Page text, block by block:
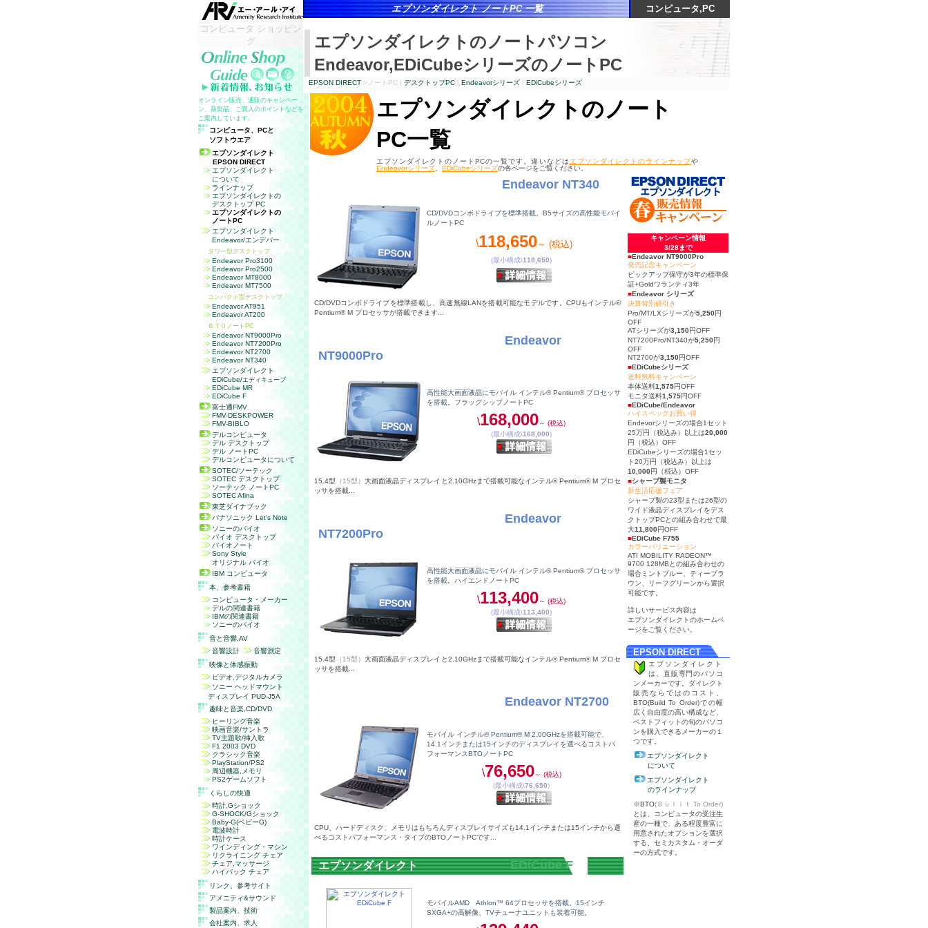
コンピュータ ショッピン
グ
エプソンダイレクト ノートPC一覧 コンピュータ,PC
エプソンダイレクトのノートパソコン
Endeavor,EDiCubeシリーズのノート PC
EPSON DIRECT >ノート PC | デスクトップPC | Endeavorシリーズ | EDiCubeシリーズ
オンライン販売、通販のキャンペー
ン、新製品、ご購入のポイントなどを
ご案内しています。
コンピュータ、 PCと
ソフトウエア
エプソンダイレクト
EPSON DIRECT
エプソンダイレクト
について
ラインナップ
エプソンダイレクトの
デスクトップ PC
エプソンダイレクトの
ノートPC
エプソンダイレクト
Endeavor/エンデバー
タワー型デスクトップ
Endeavor Pro3100
Endeavor Pro2500
Endeavor MT8000
Endeavor MT7500
コンパクト型デスクトップ
Endeavor AT951
Endeavor AT200
ＢＴＯノートPC
Endeavor NT9000Pro
Endeavor NT7200Pro
Endeavor NT2700
Endeavor NT340
エプソンダイレクト
EDiCube/エディキューブ
EDiCube MR
EDiCube F
富士通FMV
FMV-DESKPOWER
FMV-BIBLO
デルコンピュータ
デル デスクトップ
デル ノートPC
デルコンピュータについて
SOTEC/ソーテック
SOTEC デスクトップ
ソーテック ノートPC
SOTEC Afina
東芝ダイナブック
パナソニック Let's Note
ソニーのバイオ
バイオ デスクトップ
バイオノート
Sony Style
オリジナル バイオ
IBM コンピュータ
本、参考書籍
コンピュータ・メーカー
デルの関連書籍
IBMの関連書籍
ソニーのバイオ
音と音響, AV
音響設計
音響測定
映像と体感振動
ビデオ,デジタルカメラ
ソニー ヘッドマウント
ディスプレイ PUD-J5A
趣味と音楽, CD/DVD
ヒーリング音楽
映画音楽/サントラ
TV主題歌/挿入歌
F1 2003 DVD
クラシック音楽
PlayStation/PS2
周辺機器,メモリ
PS2ゲームソフト
くらしの快適
時計,Gショック
G-SHOCK/Gショック
Baby-G(ベビーG)
電波時計
時計ケース
ワインディング・マシン
リクライニング チェア
チェア,マッサージ
ハイバック チェア
リンク、参考サイト
アメニティ&サウンド
製品案内、技術
会社案内、求人
エプソンダイレクトのノート
PC一覧
エプソンダイレクトのノートPCの一覧です。違いなどは エプソンダイレクトのラインナップや
Endeavorシリーズ
EDiCubeシリーズの各ページをご覧ください。
Endeavor NT340
CD/DVDコンボドライブを標準搭載。B5サイズの高性能モバイ
ルノートPC
\118,650～ (税込)
(最小構成\118,650)
CD/DVDコンボドライブを標準搭載し、高速無線LANを搭載可能なモデルです。CPUもインテル®
Pentium® M プロセッサが搭載できます...
Endeavor
NT9000Pro
高性能大画面液晶にモバイル インテル® Pentium® プロセッサ
を搭載。フラッグシップノートPC
\168,000～ (税込)
(最小構成\168,000)
15.4型 （15型）大画面液晶ディスプレイと2.10GHzまで搭載可能なインテル® Pentium® M プロセ
ッサを搭載...
Endeavor
NT7200Pro
高性能大画面液晶にモバイル インテル® Pentium® プロセッサ
を搭載。ハイエンドノートPC
\113,400～ (税込)
(最小構成\113,400)
15.4型 （15型）大画面液晶ディスプレイと2.10GHzまで搭載可能なインテル® Pentium® M プロセ
ッサを搭載...
Endeavor NT2700
モバイル インテル® Pentium® M 2.00GHzを搭載可能で、
14.1インチまたは15インチのディスプレイを選べるコストパ
フォーマンスBTOノートPC
\76,650～ (税込)
(最小構成\76,650)
CPU、ハードディスク、メモリはもちろんディスプレイサイズも14.1インチまたは15インチから選
べるコストパフォーマンス・タイプのBTOノートPCです...
エプソンダイレクト EDiCube F
モバイルAMD Athlon™ 64プロセッサを搭載。15インチ
SXGA+の高解像、TVチューナユニットも装着可能。
キャンペーン情報
3/28まで
■Endeavor NT9000Pro
発売記念キャンペーン
ピックアップ保守が3年の標準保
証+Goldワランティ3年
■Endeavor シリーズ
決算特別値引き
Pro/MT/LXシリーズが5,250円
OFF
ATシリーズが3,150円OFF
NT7200Pro/NT340が5,250円
OFF
NT2700が3,150円OFF
■EDiCubeシリーズ
送料無料キャンペーン
本体送料1,575円OFF
モニタ送料1,575円OFF
■EDiCube/Endeavor
ハイスペックお買い得
Endevorシリーズの場合1セット
25万円（税込み）以上は20,000
円（税込）OFF
EDiCubeシリーズの場合1セッ
ト20万円（税込み）以上は
10,000円（税込）OFF
■シャープ製モニタ
新生活応援フェア
シャープ製の23型または26型の
ワイド液晶ディスプレイをデス
クトップPCとの組み合わせで最
大11,800円OFF
■EDiCube F755
カラーバリエーション
ATI MOBILITY RADEON™
9700 128MBとの組み合わせの
場合ミントブルー、ティーブラ
ウン、リーフグリーンから選択
可能です。
詳しいサービス内容は
エプソンダイレクトのホームペ
ージをご覧ください。
EPSON DIRECT
エプソンダイレクト
は、直販専門のパソコ
ンメーカーです。ダイレクト
販売ならではのコスト、
BTO(Build To Order)での幅
広く自由度の高い構成など、
ベストフィットの旬のパソコ
ンを購入できるメーカーの１
つです。
エプソンダイレクト
について
エプソンダイレクト
のラインナップ
※BTO(Ｂｕｌｉｔ To Order)
とは、コンピュータの受注生
産の一種で、ある程度豊富に
用意されたオプションを選択
する、セミカスタム・オーダ
ーの方式です。